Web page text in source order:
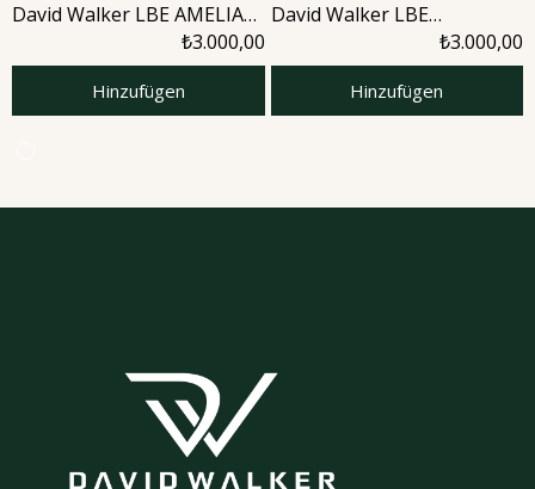
David Walker LBE AMELIA
₺3.000,00
Hinzufügen
David Walker LBE
AMETHYTS 50ML Unisex
Parfüm
₺3.000,00
Hinzufügen